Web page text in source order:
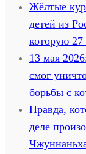
Жёлтые
детей из
которую 27
13 мая
смог
борьбы с
Правда,
деле